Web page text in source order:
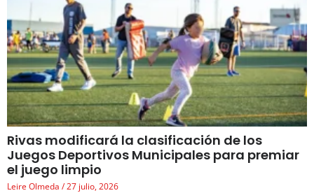
Rivas modificará la clasificación de los
Juegos Deportivos Municipales para premiar
el juego limpio
Leire Olmeda 27 julio, 2026